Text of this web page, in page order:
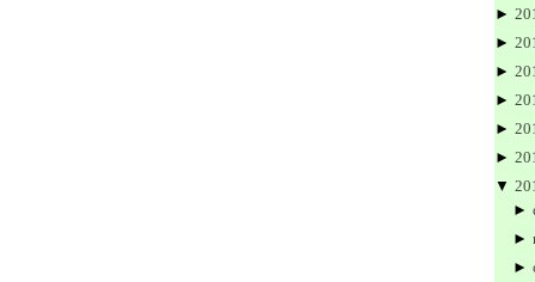
►
►
►
►
►
►
▼
►
►
►